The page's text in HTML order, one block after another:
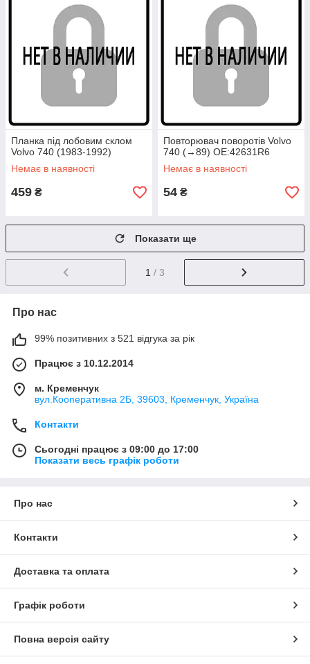
Планка під лобовим склом
Volvo 740 (1983-1992)
Немає в наявності
459 ₴
Повторювач поворотів Volvo
740 (→89) OE:42631R6
Немає в наявності
54 ₴
Показати ще
1 / 3
Про нас
99% позитивних з 521 відгука за рік
Працює з 10.12.2014
м. Кременчук
вул.Кооперативна 2Б, 39603, Кременчук, Україна
Контакти
Сьогодні працює з 09:00 до 17:00
Показати весь графік роботи
Про нас
Контакти
Доставка та оплата
Графік роботи
Повна версія сайту